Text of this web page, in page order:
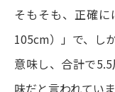
そもそも、正確
105cm）」で、し
意味し、合計で
味だと言われていま